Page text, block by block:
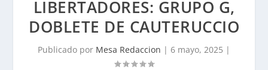
LIBERTADORES: GRUPO G,
DOBLETE DE CAUTERUCCIO
Publicado por Mesa Redaccion | 6 mayo, 2025 |